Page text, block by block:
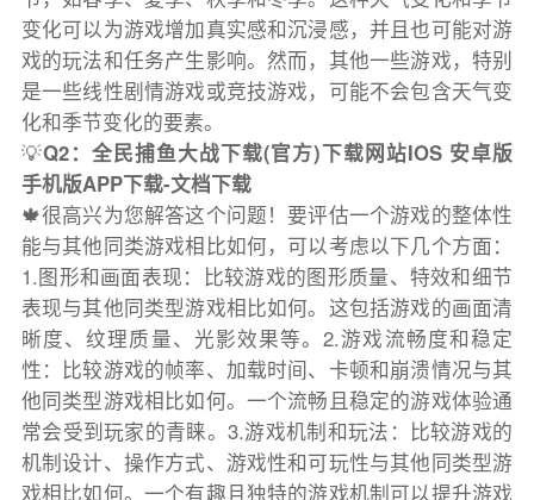
变化可以为游戏增加真实感和沉浸感，并且也可能对游
戏的玩法和任务产生影响。然而，其他一些游戏，特别
是一些线性剧情游戏或竞技游戏，可能不会包含天气变
化和季节变化的要素。
💡Q2：全民捕鱼大战下载(官方)下载网站IOS 安卓版
手机版APP下载-文档下载
🍁很高兴为您解答这个问题！要评估一个游戏的整体性
能与其他同类游戏相比如何，可以考虑以下几个方面：
1.图形和画面表现：比较游戏的图形质量、特效和细节
表现与其他同类型游戏相比如何。这包括游戏的画面清
晰度、纹理质量、光影效果等。2.游戏流畅度和稳定
性：比较游戏的帧率、加载时间、卡顿和崩溃情况与其
他同类型游戏相比如何。一个流畅且稳定的游戏体验通
常会受到玩家的青睐。3.游戏机制和玩法：比较游戏的
机制设计、操作方式、游戏性和可玩性与其他同类型游
戏相比如何。一个有趣且独特的游戏机制可以提升游戏